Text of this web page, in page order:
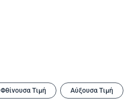
Φθίνουσα Τιμή Αύξουσα Τιμή